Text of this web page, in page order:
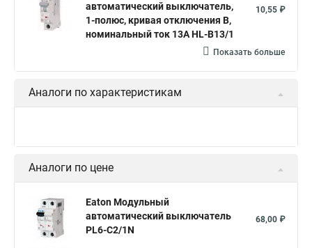
автоматический выключатель,
1-полюс, кривая отключения B,
номинальный ток 13А HL-B13/1
10,55 ₽
Показать больше
Аналоги по характеристикам
Аналоги по цене
Eaton Модульный
автоматический выключатель
PL6-C2/1N
68,00 ₽